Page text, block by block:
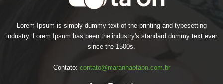
Lorem Ipsum is simply dummy text of the printing and typesetting
industry. Lorem Ipsum has been the industry's standard dummy text ever
since the 1500s.
Contato: contato@maranhaotaon.com.br